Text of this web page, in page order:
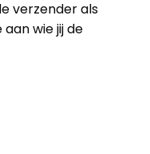
verzender als
wie jij de